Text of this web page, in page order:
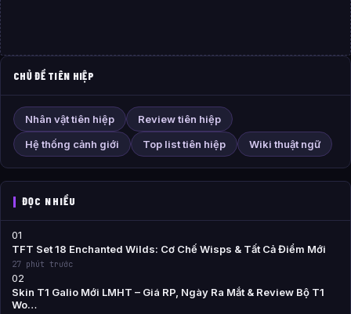
CHỦ ĐỀ TIÊN HIỆP
Nhân vật tiên hiệp
Review tiên hiệp
Hệ thống cảnh giới
Top list tiên hiệp Wiki thuật ngữ
ĐỌC NHIỀU
01
TFT Set 18 Enchanted Wilds: Cơ Chế Wisps & Tất Cả Điểm Mới
27 phút trước
02
Skin T1 Galio Mới LMHT – Giá RP, Ngày Ra Mắt & Review Bộ T1
Wo…